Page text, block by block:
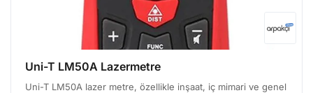
Uni-T LM50A Lazermetre
Uni-T LM50A lazer metre, özellikle inşaat, iç mimari ve genel